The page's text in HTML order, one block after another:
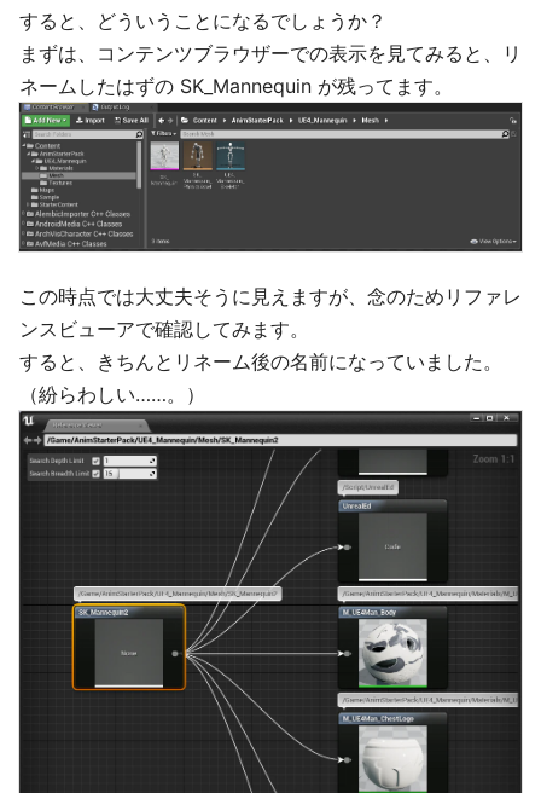
すると、どういうことになるでしょうか？
まずは、コンテンツブラウザーでの表示を見てみると、リ
ネームしたはずの SK_Mannequin が残ってます。
この時点では大丈夫そうに見えますが、念のためリファレ
ンスビューアで確認してみます。
すると、きちんとリネーム後の名前になっていました。
（紛らわしい……。）